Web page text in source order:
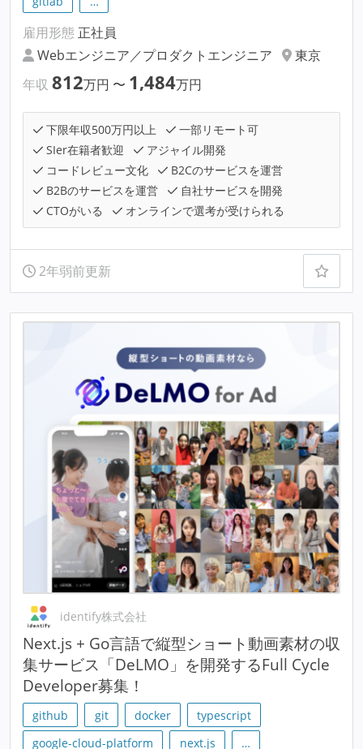
雇用形態 正社員
Webエンジニア／プロダクトエンジニア
東京
年収 812万円 〜 1,484万円
下限年収500万円以上
一部リモート可
SIer在籍者歓迎
アジャイル開発
コードレビュー文化
B2Cのサービスを運営
B2Bのサービスを運営
自社サービスを開発
CTOがいる
オンラインで選考が受けられる
2年弱前更新
identify株式会社
Next.js + Go言語で縦型ショート動画素材の収
集サービス「DeLMO」を開発するFull Cycle
Developer募集！
github git docker
typescript
google-cloud-platform
next.js …